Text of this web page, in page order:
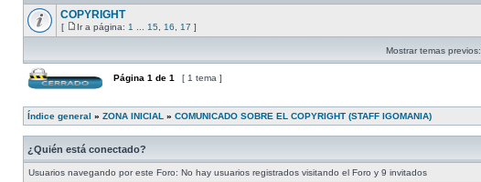
COPYRIGHT
[ Ir a página: 1 15 16 17 ]
Mostrar temas previos:
Página 1 de 1 [ 1 tema ]
Índice general » ZONA INICIAL » COMUNICADO SOBRE EL COPYRIGHT (STAFF IGOMANIA)
¿Quién está conectado?
Usuarios navegando por este Foro: No hay usuarios registrados visitando el Foro y 9 invitados